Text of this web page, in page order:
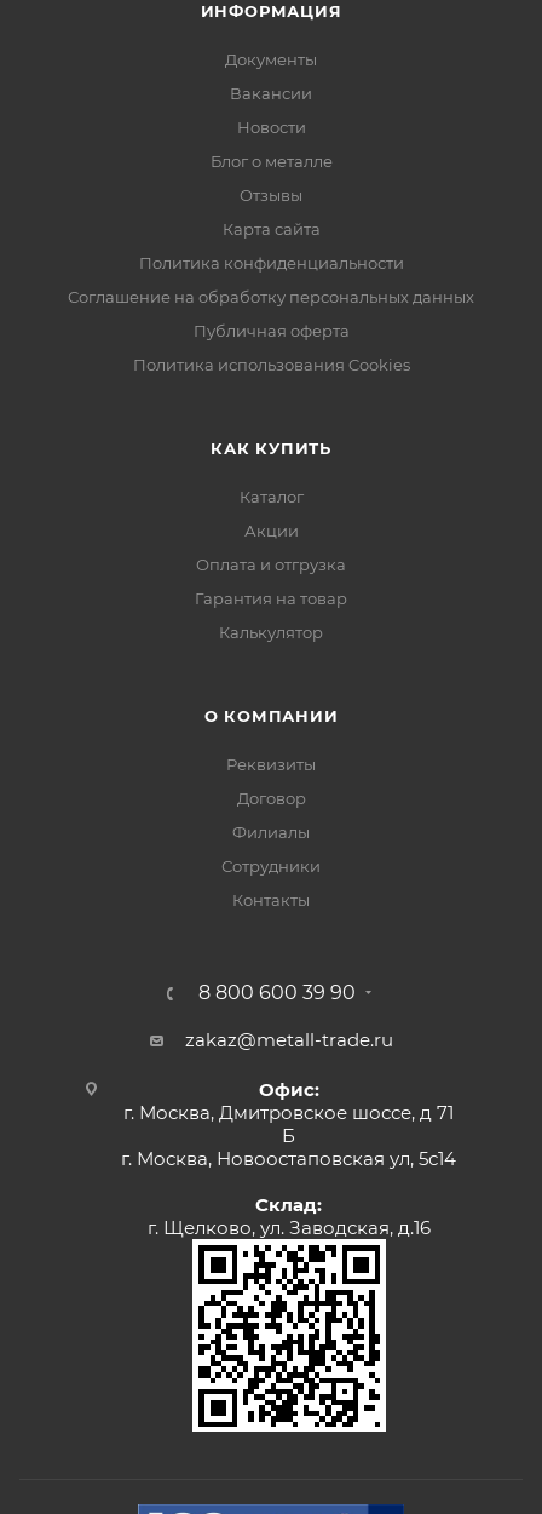
ИНФОРМАЦИЯ
Документы
Вакансии
Новости
Блог о металле
Отзывы
Карта сайта
Политика конфиденциальности
Соглашение на обработку персональных данных
Публичная оферта
Политика использования Cookies
КАК КУПИТЬ
Каталог
Акции
Оплата и отгрузка
Гарантия на товар
Калькулятор
О КОМПАНИИ
Реквизиты
Договор
Филиалы
Сотрудники
Контакты
8 800 600 39 90
zakaz@metall-trade.ru
Офис:
г. Москва, Дмитровское шоссе, д 71
Б
г. Москва, Новоостаповская ул, 5с14
Склад:
г. Щелково, ул. Заводская, д.16